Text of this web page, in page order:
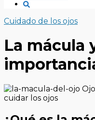
Cuidado de los ojos
La mácula